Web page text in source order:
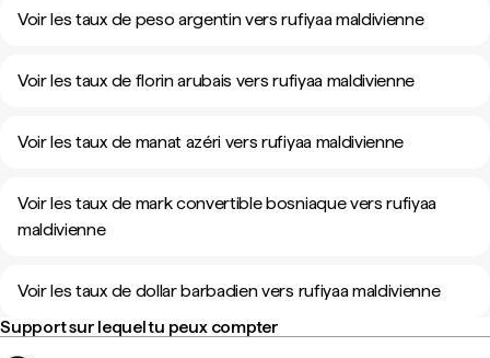
Voir les taux de peso argentin vers rufiyaa maldivienne
Voir les taux de florin arubais vers rufiyaa maldivienne
Voir les taux de manat azéri vers rufiyaa maldivienne
Voir les taux de mark convertible bosniaque vers rufiyaa
maldivienne
Voir les taux de dollar barbadien vers rufiyaa maldivienne
Support sur lequel tu peux compter